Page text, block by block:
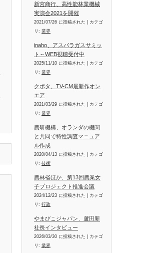
新宮商行、高性能林業機械
実演会2021を開催
2021/07/26 に投稿された
カテゴ
リ: 業界
inaho、アスパラガスサミッ
ト～WEB視聴受付中
2025/11/10 に投稿された
カテゴ
リ: 業界
クボタ、TV-CM最新作オン
エア
2021/03/29 に投稿された
カテゴ
リ: 業界
農研機構、オランダの機関
と共同で特性調査マニュア
ル作成
2020/04/13 に投稿された
カテゴ
リ: 技術
農林省ほか、第13回農業女
子プロジェクト推進会議
2024/12/23 に投稿された
カテゴ
リ: 行政
やまびこジャパン、蘆田新
社長インタビュー
2026/03/30 に投稿された
カテゴ
リ: 業界